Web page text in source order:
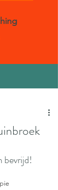
bevrijd!